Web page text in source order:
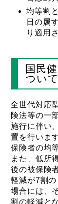
均等割
日の属
り適用
国民
ついて
全世代対応
険法等の一
施行に伴い
置を行いま
保険者の均
また、低所
後の被保険
軽減が7割の
場合には、
割の軽減と